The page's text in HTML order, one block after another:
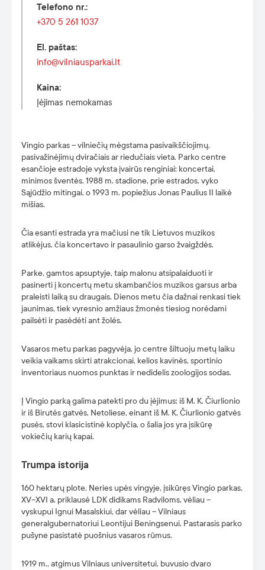
Vingio parkas – vilniečių mėgstama pasivaikščiojimų,
pasivažinėjimų dviračiais ar riedučiais vieta. Parko centre
esančioje estradoje vyksta įvairūs renginiai: koncertai,
minimos šventės. 1988 m. stadione, prie estrados, vyko
Sąjūdžio mitingai, o 1993 m. popiežius Jonas Paulius II laikė
mišias.
Čia esanti estrada yra mačiusi ne tik Lietuvos muzikos
atlikėjus, čia koncertavo ir pasaulinio garso žvaigždės.
Parke, gamtos apsuptyje, taip malonu atsipalaiduoti ir
pasinerti į koncertų metu skambančios muzikos garsus arba
praleisti laiką su draugais. Dienos metu čia dažnai renkasi tiek
jaunimas, tiek vyresnio amžiaus žmonės tiesiog norėdami
pailsėti ir pasėdėti ant žolės.
Vasaros metu parkas pagyvėja, jo centre šiltuoju metų laiku
veikia vaikams skirti atrakcionai, kelios kavinės, sportinio
inventoriaus nuomos punktas ir nedidelis zoologijos sodas.
Į Vingio parką galima patekti pro du įėjimus: iš M. K. Čiurlionio
ir iš Birutės gatvės. Netoliese, einant iš M. K. Čiurlionio gatvės
pusės, stovi klasicistinė koplyčia, o šalia jos yra įsikūrę
vokiečių karių kapai.
Trumpa istorija
160 hektarų plote, Neries upės vingyje, įsikūręs Vingio parkas,
XV–XVI a. priklausė LDK didikams Radviloms, vėliau –
vyskupui Ignui Masalskiui, dar vėliau – Vilniaus
generalgubernatoriui Leontijui Beningsenui. Pastarasis parko
pušyne pasistatė puošnius vasaros rūmus.
1919 m., atgimus Vilniaus universitetui, buvusio dvaro
Telefono nr.:
+370 5 261 1037
El. paštas:
info@vilniausparkai.lt
Kaina:
Įėjimas nemokamas